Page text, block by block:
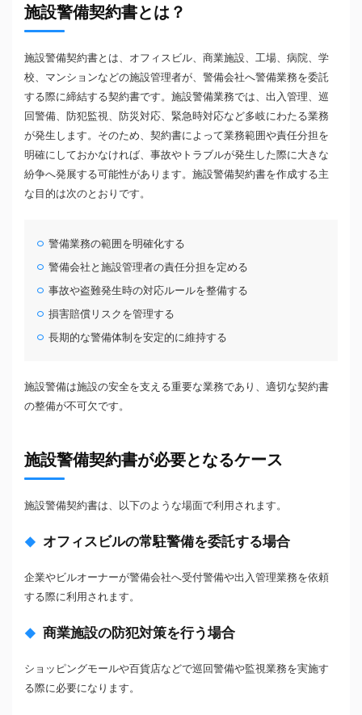
施設警備契約書とは？
施設警備契約書とは、オフィスビル、商業施設、工場、病院、学
校、マンションなどの施設管理者が、警備会社へ警備業務を委託
する際に締結する契約書です。施設警備業務では、出入管理、巡
回警備、防犯監視、防災対応、緊急時対応など多岐にわたる業務
が発生します。そのため、契約書によって業務範囲や責任分担を
明確にしておかなければ、事故やトラブルが発生した際に大きな
紛争へ発展する可能性があります。施設警備契約書を作成する主
な目的は次のとおりです。
警備業務の範囲を明確化する
警備会社と施設管理者の責任分担を定める
事故や盗難発生時の対応ルールを整備する
損害賠償リスクを管理する
長期的な警備体制を安定的に維持する
施設警備は施設の安全を支える重要な業務であり、適切な契約書
の整備が不可欠です。
施設警備契約書が必要となるケース
施設警備契約書は、以下のような場面で利用されます。
オフィスビルの常駐警備を委託する場合
企業やビルオーナーが警備会社へ受付警備や出入管理業務を依頼
する際に利用されます。
商業施設の防犯対策を行う場合
ショッピングモールや百貨店などで巡回警備や監視業務を実施す
る際に必要になります。